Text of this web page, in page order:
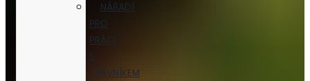
NÁŘADÍ
PRO
PRÁCI
S
TRÁVNÍKEM